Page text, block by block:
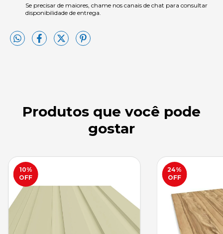
Se precisar de maiores, chame nos canais de chat para consultar
disponibilidade de entrega.
Produtos que você pode
gostar
10%
OFF
24%
OFF